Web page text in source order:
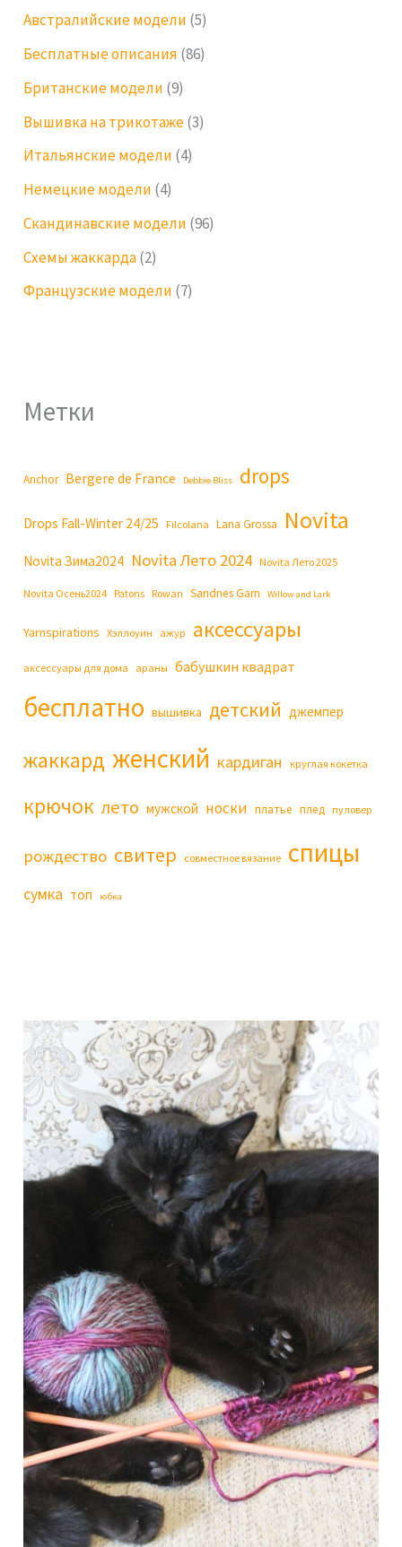
Австралийские модели (5)
Бесплатные описания (86)
Британские модели (9)
Вышивка на трикотаже(3)
Итальянские модели (4)
Немецкие модели (4)
Скандинавские модели (96)
Схемы жаккарда(2)
Французские модели (7)
Метки
Anchor Bergere de France Debbie Bliss drops
Drops Fall-Winter 24/25 Filcolana Lana Grossa Novita
Novita Зима2024 Novita Лето 2024 Novita Лето 2025
Novita Осень2024 Patons Rowan Sandnes Garn Willow and Lark
Yarnspirations Хэллоуин ажур аксессуары
аксессуары для дома араны бабушкин квадрат
бесплатно вышивка детский джемпер
жаккард женский кардиган круглая кокетка
крючок лето мужской носки платье плед пуловер
рождество свитер совместное вязание спицы
сумка топ юбка